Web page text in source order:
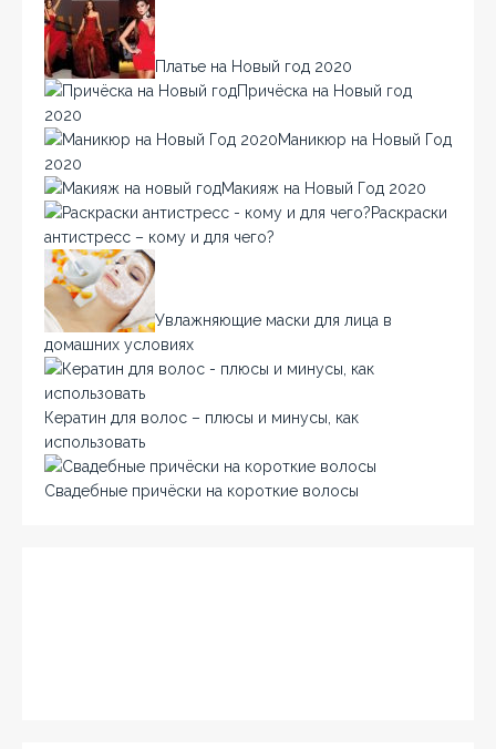
Платье на Новый год 2020
Причёска на Новый год
2020
Маникюр на Новый Год
2020
Макияж на Новый Год 2020
Раскраски
антистресс – кому и для чего?
Увлажняющие маски для лица в
домашних условиях
Кератин для волос – плюсы и минусы, как
использовать
Свадебные причёски на короткие волосы